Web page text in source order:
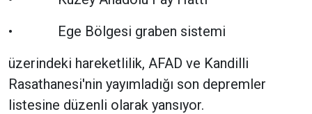
• Ege Bölgesi graben sistemi
üzerindeki hareketlilik, AFAD ve Kandilli
Rasathanesi'nin yayımladığı son depremler
listesine düzenli olarak yansıyor.